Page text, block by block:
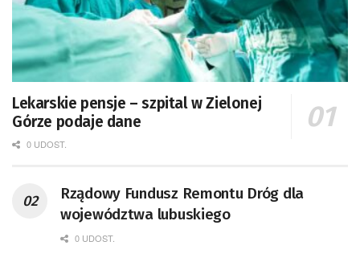
Lekarskie pensje – szpital w Zielonej
Górze podaje dane
0 UDOST.
Rządowy Fundusz Remontu Dróg dla
województwa lubuskiego
0 UDOST.